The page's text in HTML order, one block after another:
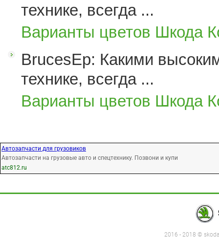
технике, всегда ...
Варианты цветов Шкода
BrucesEp: Какими
технике, всегда ...
Варианты цветов Шкода
Автозапчасти для грузовиков
Автозапчасти на грузовые авто и спецтехнику. Позвони и купи
atc812.ru
2016 - 2018 ©